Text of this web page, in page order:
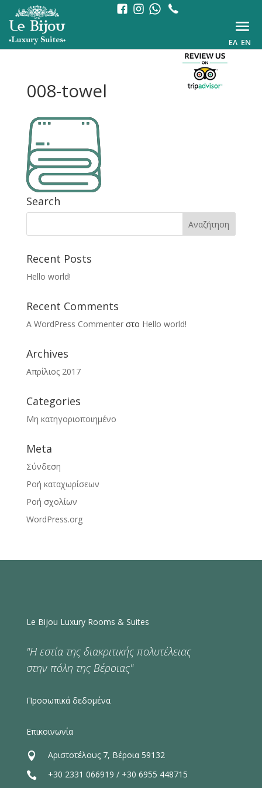
ΕΛ EN
008-towel
Search
Recent Posts
Hello world!
Recent Comments
A WordPress Commenterστο Hello world!
Archives
Απρίλιος 2017
Categories
Μη κατηγοριοποιημένο
Meta
Σύνδεση
Ροή καταχωρίσεων
Ροή σχολίων
WordPress.org
Le Bijou Luxury Rooms & Suites
"Η εστία της διακριτικής πολυτέλειας
στην πόλη της Βέροιας"
Προσωπικά δεδομένα
Επικοινωνία
 Αριστοτέλους 7, Βέροια 59132
 +30 2331 066919 / +30 6955 448715